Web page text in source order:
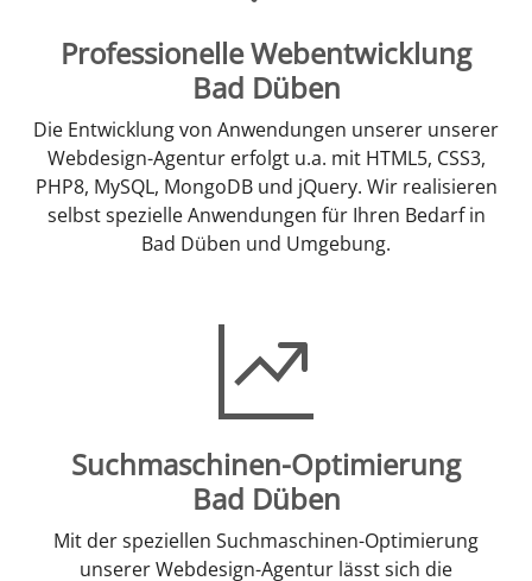
Professionelle Webentwicklung
Bad Düben
Die Entwicklung von Anwendungen unserer unserer
Webdesign-Agentur erfolgt u.a. mit HTML5, CSS3,
PHP8, MySQL, MongoDB und jQuery. Wir realisieren
selbst spezielle Anwendungen für Ihren Bedarf in
Bad Düben und Umgebung.
Suchmaschinen-Optimierung
Bad Düben
Mit der speziellen Suchmaschinen-Optimierung
unserer Webdesign-Agentur lässt sich die